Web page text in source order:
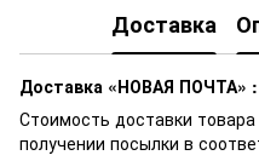
Доставка
Доставка «НОВАЯ ПОЧТА» :
Стоимость доставки
получении посылки в